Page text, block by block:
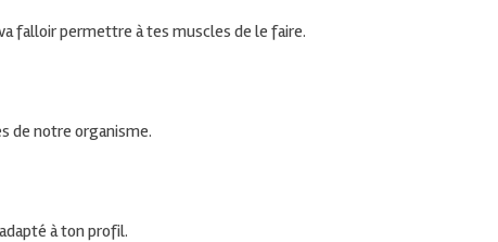
falloir permettre à tes muscles de le faire.
de notre organisme.
à ton profil.